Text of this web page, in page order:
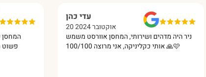
עדי כהן
20 אוקטובר 2024
ניר היה מדהים ושירותי, המחסן אוורסט משמש
אותי כקליניקה, אני מרוצה 100/100 🙏🩷‏